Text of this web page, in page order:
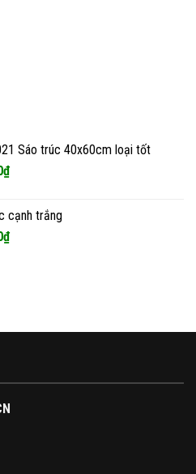
Sáo trúc 40x60cm loại tốt
₫Giá
là:
180.000₫.
cạnh trắng
₫Giá